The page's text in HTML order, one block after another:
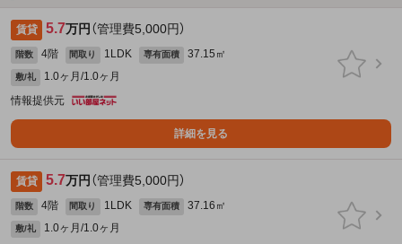
賃貸 5.7万円 （管理費5,000円）
階数 4階 間取り 1LDK 専有面積 37.15㎡
敷/礼
1.0ヶ月/1.0ヶ月
情報提供元
詳細を見る
賃貸 5.7万円 （管理費5,000円）
階数 4階 間取り 1LDK 専有面積 37.16㎡
敷/礼
1.0ヶ月/1.0ヶ月